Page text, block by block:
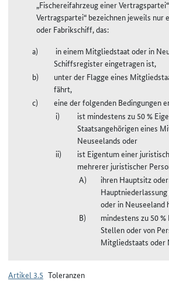
„Fischereifahrzeug einer
Vertragspartei“ bezeichnen jeweils nur
oder Fabrikschiff, das:
in einem Mitgliedstaat oder in
Schiffsregister eingetragen ist,
unter der Flagge eines
fährt,
eine der folgenden Bedingungen
ist mindestens zu 50 %
Staatsangehörigen eines
Neuseelands oder
ist Eigentum einer
mehrerer juristischer
ihren Hauptsitz
oder in Neuseeland
mindestens zu 50
Stellen oder von
Mitgliedstaats oder
Artikel 3.5 Toleranzen